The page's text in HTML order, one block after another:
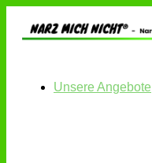
Unsere Angebote